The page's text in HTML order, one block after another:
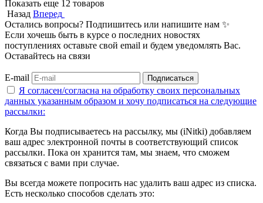
Показать еще 12 товаров
Назад Вперед
Остались вопросы? Подпишитесь или напишите нам ✨
Если хочешь быть в курсе о последних новостях
поступлениях оставьте свой email и будем уведомлять Вас.
Оставайтесь на связи
E-mail Подписаться
Я согласен/согласна на обработку своих персональных
данных указанным образом и хочу подписаться на следующие
рассылки:
Когда Вы подписываетесь на рассылку, мы (iNitki) добавляем
ваш адрес электронной почты в соответствующий список
рассылки. Пока он хранится там, мы знаем, что сможем
связаться с вами при случае.
Вы всегда можете попросить нас удалить ваш адрес из списка.
Есть несколько способов сделать это: